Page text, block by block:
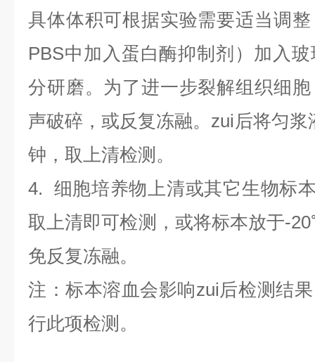
具体体积可根据实验需要适当调
PBS中加入蛋白酶抑制剂）加入
分研磨。为了进一步裂解组织细
声破碎，或反复冻融。zui后将匀浆
钟，取上清检测。
4. 细胞培养物上清或其它生物标
取上清即可检测，或将标本放于-
免反复冻融。
注：标本溶血会影响zui后检测结
行此项检测。